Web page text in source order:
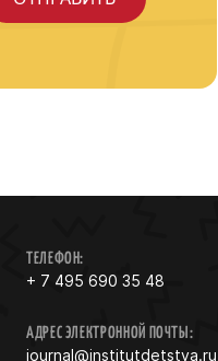
ТЕЛЕФОН:
+ 7 495 690 35 48
АДРЕС ЭЛЕКТРОННОЙ ПОЧТЫ:
journal@institutdetstva.ru